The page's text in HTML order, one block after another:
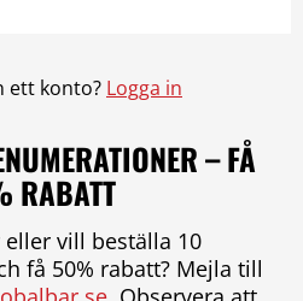
ett konto? Logga in
– FÅ
RABATT
vill beställa 10
få 50% rabatt? Mejla till